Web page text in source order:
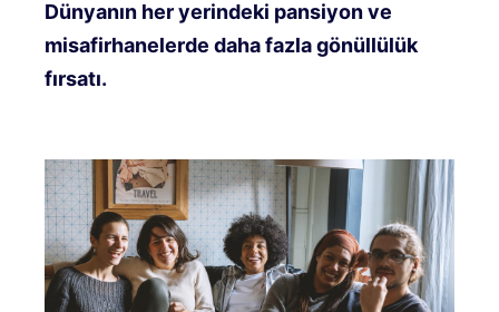
Dünyanın her yerindeki pansiyon ve
misafirhanelerde daha fazla gönüllülük
fırsatı.